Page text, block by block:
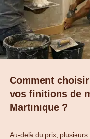
Comment
vos finitions de
Martinique ?
Au-delà du prix,